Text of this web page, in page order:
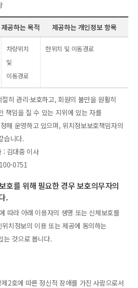
제공하는 목적 제공하는 개인정보 항목
차량위치
및
이동경로
현위치 및 이동경로
히 관리·보호하고, 회원의 불만을 원활히
책임을 질 수 있는 지위에 있는 자를
해 운영하고 있으며, 위치정보보호책임자의
습니다.
김대중 이사
0751
호를 위해 필요한 경우 보호의무자의
.
따라 아래 이용자의 생명 또는 신체보호를
치정보의 이용 또는 제공에 동의하는
는 것으로 봅니다.
2호에 따른 정신적 장애를 가진 사람으로서